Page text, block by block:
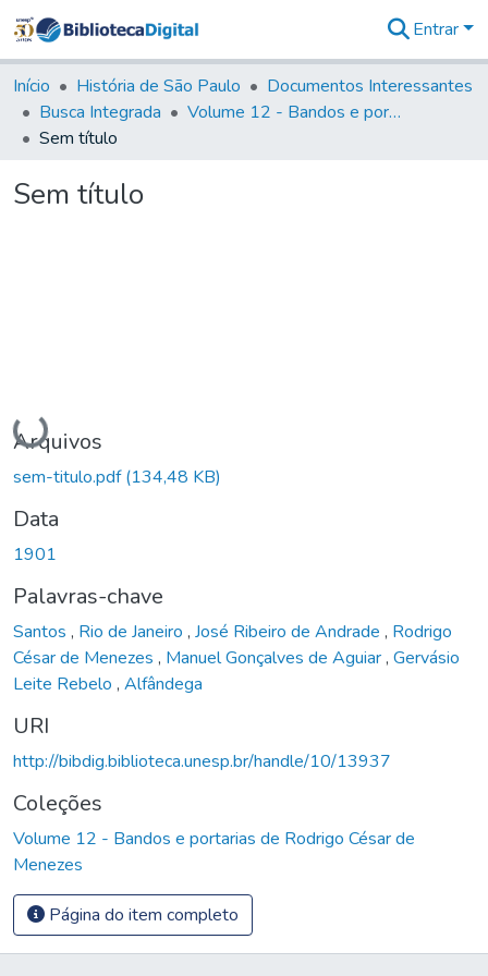
&
Coleções
Tudo na
Entrar
Início História de São Paulo
Documentos Interessantes
Busca Integrada
Volume 12 - Bandos e portarias de Rodrigo César de Menezes
Sem título
Sem título
Carregando...
Arquivos
sem-titulo.pdf(134,48 KB)
Data
1901
Palavras-chave
Santos , Rio de Janeiro , José Ribeiro de Andrade , Rodrigo
César de Menezes , Manuel Gonçalves de Aguiar, Gervásio
Leite Rebelo , Alfândega
URI
http://bibdig.biblioteca.unesp.br/handle/10/13937
Coleções
Volume 12 - Bandos e portarias de Rodrigo César de
Menezes
Página do item completo